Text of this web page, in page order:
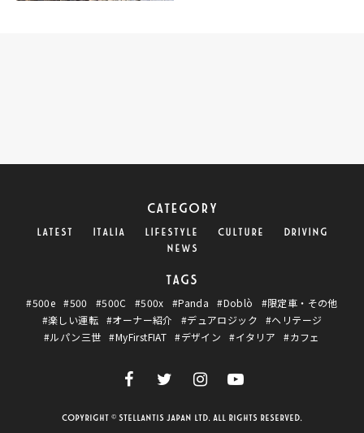
CATEGORY
LATEST ITALIA LIFESTYLE CULTURE
DRIVING
NEWS
TAGS
#500e #500 #500C #500x #Panda #Doblò
#限定車・その他
#楽しい運転 #オーナー紹介 #デュアロジック
#ヘリテージ
#ルパン三世
#MyFirstFIAT #デザイン #イタリア #カフェ
Copyright © Stellantis Japan Ltd. All Rights Reserved.